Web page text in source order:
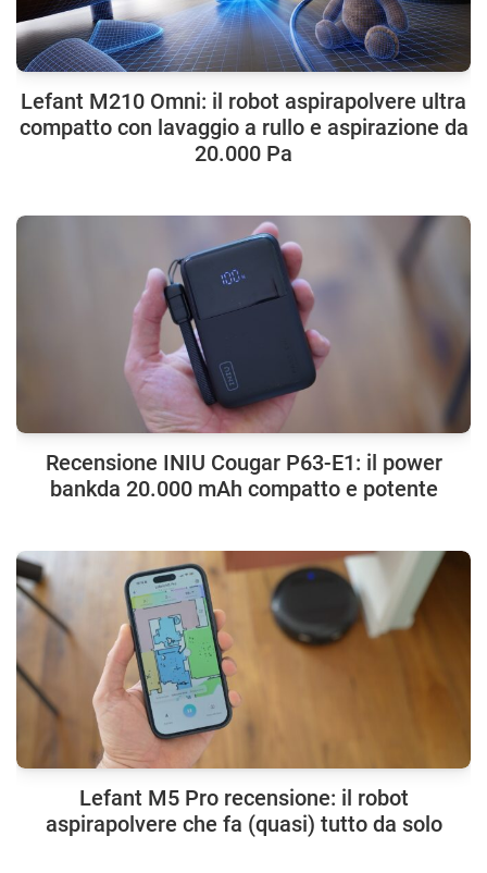
Lefant M210 Omni: il robot aspirapolvere ultra
compatto con lavaggio a rullo e aspirazione da
20.000 Pa
Recensione INIU Cougar P63-E1: il power
bankda 20.000 mAh compatto e potente
Lefant M5 Pro recensione: il robot
aspirapolvere che fa (quasi) tutto da solo